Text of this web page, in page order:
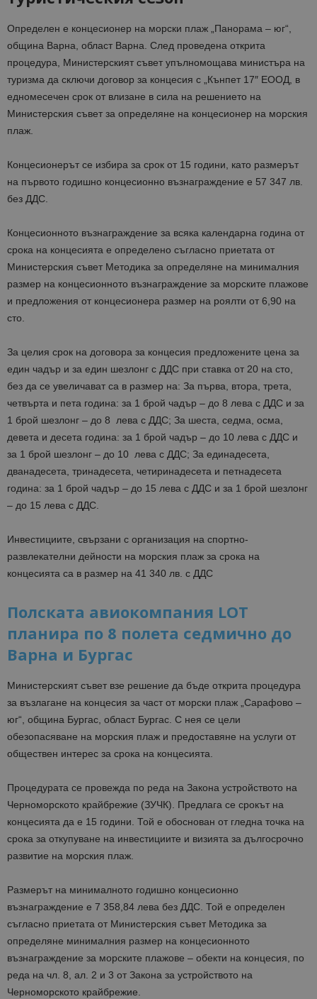
Определен е концесионер на морски плаж „Панорама – юг“,
община Варна, област Варна. След проведена открита
процедура, Министерският съвет упълномощава министъра на
туризма да сключи договор за концесия с „Кънпет 17″ ЕООД, в
едномесечен срок от влизане в сила на решението на
Министерския съвет за определяне на концесионер на морския
плаж.
Концесионерът се избира за срок от 15 години, като размерът
на първото годишно концесионно възнаграждение е 57 347 лв.
без ДДС.
Концесионното възнаграждение за всяка календарна година от
срока на концесията е определено съгласно приетата от
Министерския съвет Методика за определяне на минималния
размер на концесионното възнаграждение за морските плажове
и предложения от концесионера размер на роялти от 6,90 на
сто.
За целия срок на договора за концесия предложените цена за
един чадър и за един шезлонг с ДДС при ставка от 20 на сто,
без да се увеличават са в размер на: За първа, втора, трета,
четвърта и пета година: за 1 брой чадър – до 8 лева с ДДС и за
1 брой шезлонг – до 8 лева с ДДС; За шеста, седма, осма,
девета и десета година: за 1 брой чадър – до 10 лева с ДДС и
за 1 брой шезлонг – до 10 лева с ДДС; За единадесета,
дванадесета, тринадесета, четиринадесета и петнадесета
година: за 1 брой чадър – до 15 лева с ДДС и за 1 брой шезлонг
– до 15 лева с ДДС.
Инвестициите, свързани с организация на спортно-
развлекателни дейности на морския плаж за срока на
концесията са в размер на 41 340 лв. с ДДС
Полската авиокомпания LOT
планира по 8 полета седмично до
Варна и Бургас
Министерският съвет взе решение да бъде открита процедура
за възлагане на концесия за част от морски плаж „Сарафово –
юг“, община Бургас, област Бургас. С нея се цели
обезопасяване на морския плаж и предоставяне на услуги от
обществен интерес за срока на концесията.
Процедурата се провежда по реда на Закона устройството на
Черноморското крайбрежие (ЗУЧК). Предлага се срокът на
концесията да е 15 години. Той е обоснован от гледна точка на
срока за откупуване на инвестициите и визията за дългосрочно
развитие на морския плаж.
Размерът на минималното годишно концесионно
възнаграждение е 7 358,84 лева без ДДС. Той е определен
съгласно приетата от Министерския съвет Методика за
определяне минималния размер на концесионното
възнаграждение за морските плажове – обекти на концесия, по
реда на чл. 8, ал. 2 и 3 от Закона за устройството на
Черноморското крайбрежие.